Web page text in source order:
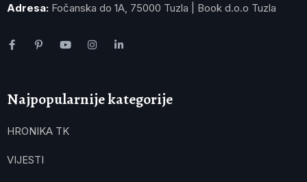
Adresa: Fočanska do 1A, 75000 Tuzla | Book d.o.o Tuzla
Najpopularnije kategorije
HRONIKA TK
VIJESTI